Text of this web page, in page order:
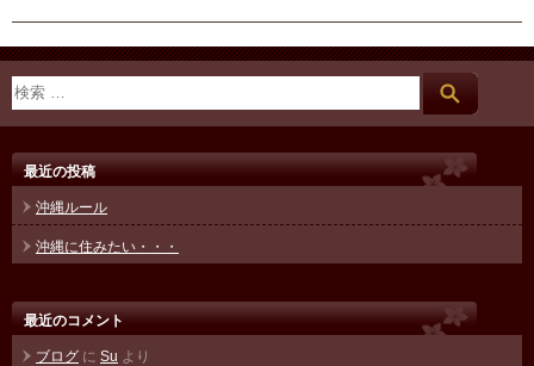
最近の投稿
沖縄ルール
沖縄に住みたい・・・
最近のコメント
ブログ に Su より